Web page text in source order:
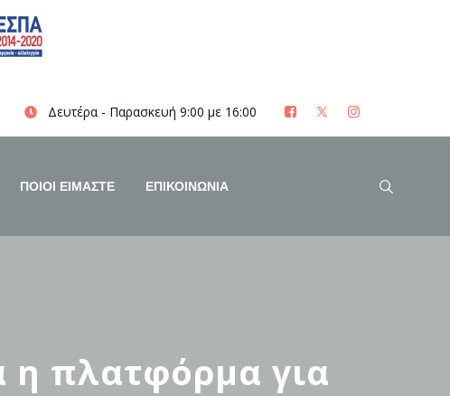
Δευτέρα - Παρασκευή 9:00 με 16:00
ΠΟΙΟΊ ΕΊΜΑΣΤΕ ΕΠΙΚΟΙΝΩΝΙΑ
η πλατφόρμα για